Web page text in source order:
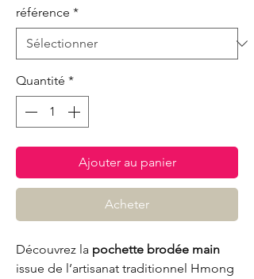
référence *
Quantité *
Ajouter au panier
Acheter
Découvrez la pochette brodée main
issue de l’artisanat traditionnel Hmong